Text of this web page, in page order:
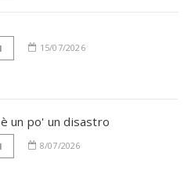
15/07/2026
un po' un disastro
8/07/2026